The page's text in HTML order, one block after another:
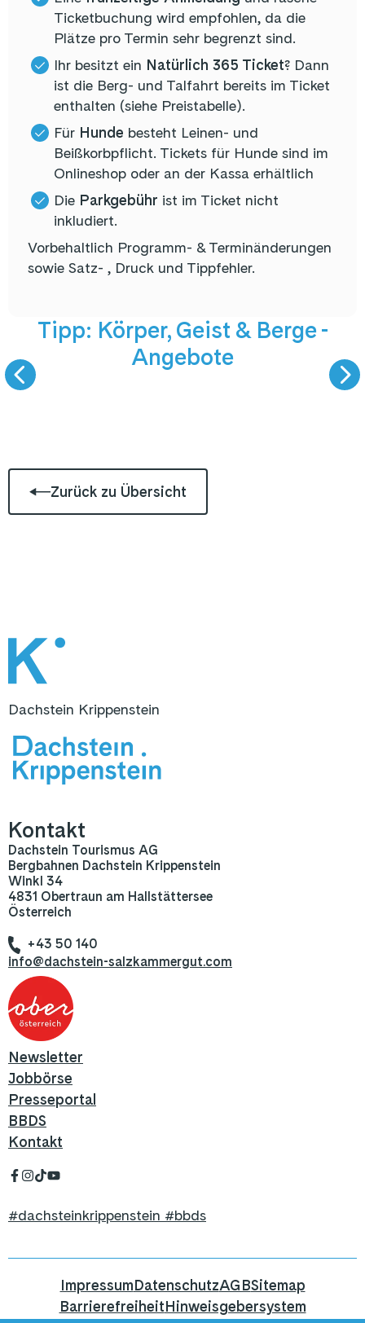
Ticketbuchung wird empfohlen, da die
Plätze pro Termin sehr begrenzt sind.
Ihr besitzt ein Natürlich 365 Ticket? Dann
ist die Berg- und Talfahrt bereits im Ticket
enthalten (siehe Preistabelle).
Für Hunde besteht Leinen- und
Beißkorbpflicht. Tickets für Hunde sind im
Onlineshop oder an der Kassa erhältlich
Die Parkgebühr ist im Ticket nicht
inkludiert.
Vorbehaltlich Programm- & Terminänderungen
sowie Satz- , Druck und Tippfehler.
Tipp: Körper, Geist & Berge -
Angebote
KÖRPER, GEIST UND
LIVE PODCAST -
GAST ZU
Zurück zu Übersicht
Dachstein Krippenstein
Kontakt
Dachstein Tourismus AG
Bergbahnen Dachstein Krippenstein
Winkl 34
4831 Obertraun am Hallstättersee
Österreich
+43 50 140
info@dachstein-salzkammergut.com
Newsletter
Jobbörse
Presseportal
BBDS
Kontakt
#dachsteinkrippenstein #bbds
ImpressumDatenschutzAGBSitemap
BarrierefreiheitHinweisgebersystem